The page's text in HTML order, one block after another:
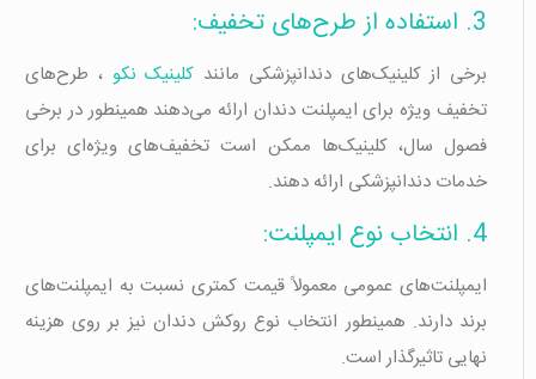
3. استفاده از طرح‌های تخفیف:
برخی از کلینیک‌های دندانپزشکی مانند کلینیک نکو ، طرح‌های
تخفیف ویژه برای ایمپلنت دندان ارائه می‌دهند همینطور در برخی
فصول سال، کلینیک‌ها ممکن است تخفیف‌های ویژه‌ای برای
خدمات دندانپزشکی ارائه دهند.
4. انتخاب نوع ایمپلنت:
ایمپلنت‌های عمومی معمولاً قیمت کمتری نسبت به ایمپلنت‌های
برند دارند. همینطور انتخاب نوع روکش دندان نیز بر روی هزینه
نهایی تاثیرگذار است.